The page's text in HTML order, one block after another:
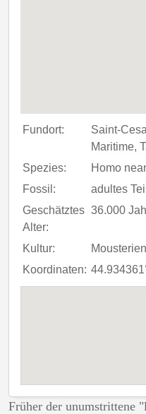
Fundort:
Saint-
Maritime,
Spezies:
Homo
Fossil:
adultes
Geschätztes
Alter:
36.000
Kultur:
Koordinaten:
Früher der unumstrittene